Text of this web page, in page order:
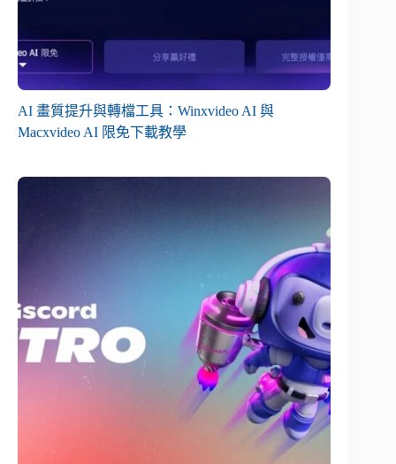
AI 畫質提升與轉檔工具：Winxvideo AI 與
Macxvideo AI 限免下載教學